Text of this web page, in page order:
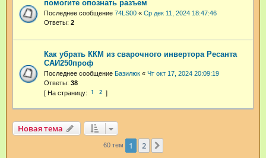
помогите опознать разъем
Последнее сообщение 74LS00 « Ср дек 11, 2024 18:47:46
Ответы: 2
Как убрать ККМ из сварочного инвертора Ресанта
САИ250проф
Последнее сообщение Базилюк « Чт окт 17, 2024 20:09:19
Ответы: 38
1 2
Новая тема
60 тем 1 2